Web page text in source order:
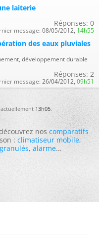
laiterie
Réponses: 0
message: 08/05/2012, 14h55
des eaux pluviales
développement durable
Réponses: 2
message: 26/04/2012, 09h51
actuellement13h05.
noscomparatifs
:climatiseur mobile,
,alarme...